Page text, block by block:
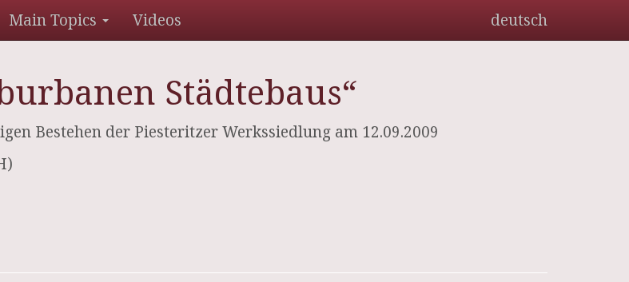
Main Topics Videos deutsch
Städtebaus“
Bestehen der Piesteritzer Werkssiedlung am 12.09.2009